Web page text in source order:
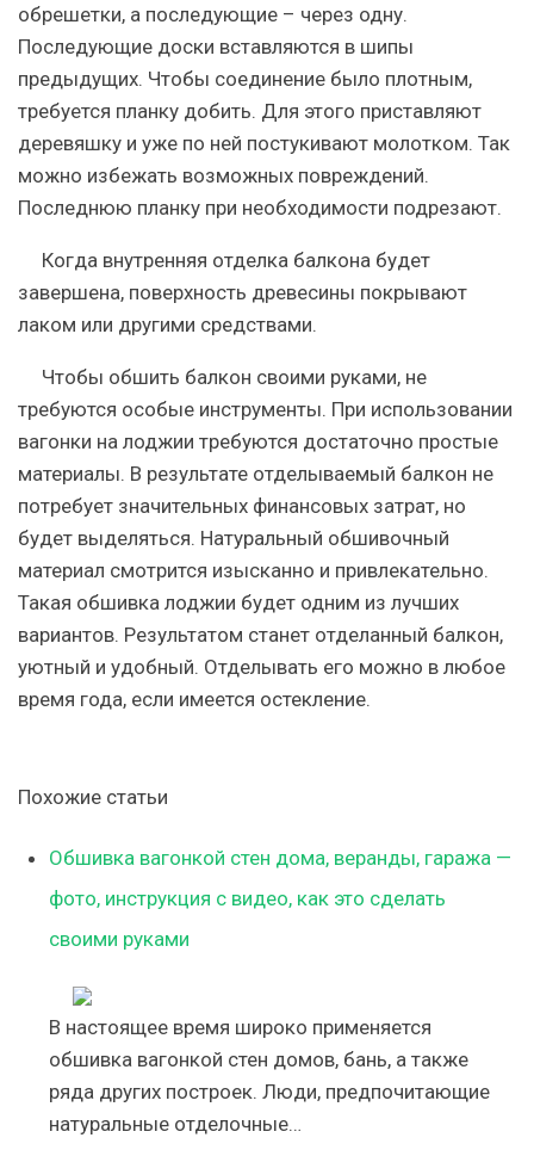
обрешетки, а последующие – через одну.
Последующие доски вставляются в шипы
предыдущих. Чтобы соединение было плотным,
требуется планку добить. Для этого приставляют
деревяшку и уже по ней постукивают молотком. Так
можно избежать возможных повреждений.
Последнюю планку при необходимости подрезают.
Когда внутренняя отделка балкона будет
завершена, поверхность древесины покрывают
лаком или другими средствами.
Чтобы обшить балкон своими руками, не
требуются особые инструменты. При использовании
вагонки на лоджии требуются достаточно простые
материалы. В результате отделываемый балкон не
потребует значительных финансовых затрат, но
будет выделяться. Натуральный обшивочный
материал смотрится изысканно и привлекательно.
Такая обшивка лоджии будет одним из лучших
вариантов. Результатом станет отделанный балкон,
уютный и удобный. Отделывать его можно в любое
время года, если имеется остекление.
Похожие статьи
Обшивка вагонкой стен дома, веранды, гаража —
фото, инструкция с видео, как это сделать
своими руками
В настоящее время широко применяется
обшивка вагонкой стен домов, бань, а также
ряда других построек. Люди, предпочитающие
натуральные отделочные…